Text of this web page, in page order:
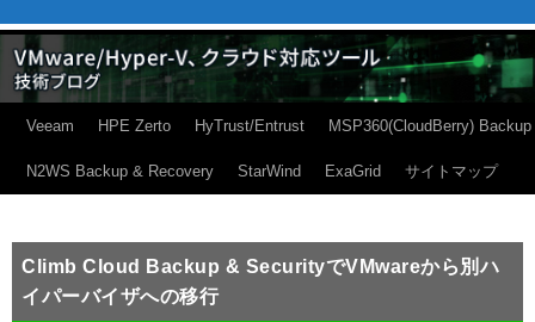
Veeam HPE Zerto HyTrust/Entrust MSP360(CloudBerry) Backup
N2WS Backup & Recovery StarWind ExaGrid サイトマップ
Climb Cloud Backup & SecurityでVMwareから別ハ
イパーバイザへの移行